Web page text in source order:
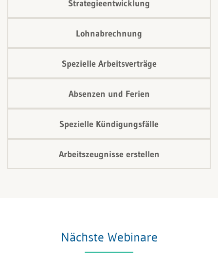
Strategieentwicklung
Lohnabrechnung
Spezielle Arbeitsverträge
Absenzen und Ferien
Spezielle Kündigungsfälle
Arbeitszeugnisse erstellen
Nächste Webinare